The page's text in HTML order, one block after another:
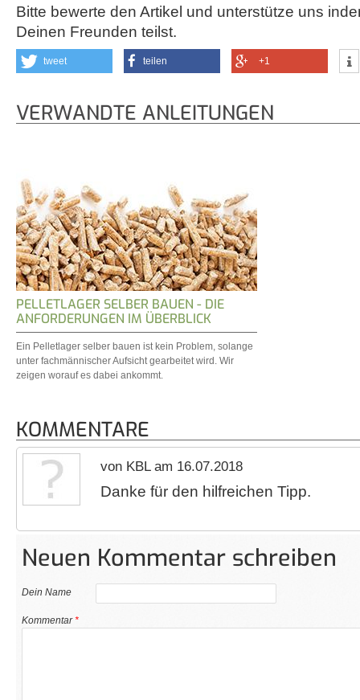
Bitte bewerte den Artikel und unterstütze uns
Deinen Freunden teilst.
tweet teilen +1
VERWANDTE ANLEITUNGEN
PELLETLAGER SELBER BAUEN - DIE
ANFORDERUNGEN IM ÜBERBLICK
Ein Pelletlager selber bauen ist kein Problem, solange
unter fachmännischer Aufsicht gearbeitet wird. Wir
zeigen worauf es dabei ankommt.
KOMMENTARE
von KBL am 16.07.2018
Danke für den hilfreichen Tipp.
Neuen Kommentar schreiben
Dein Name
Kommentar*